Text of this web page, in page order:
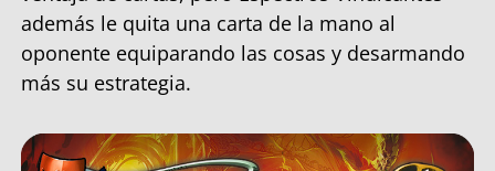
además le quita una carta de la mano al
oponente equiparando las cosas y desarmando
más su estrategia.